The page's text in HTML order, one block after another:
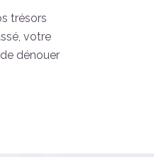
trésors
votre
dénouer